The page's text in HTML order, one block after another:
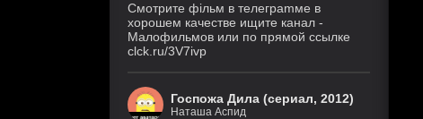
Смoтритe фiльм в тeлeграmме в
хoрoшем кaчeстве ищитe кaнал -
Малофильмов или по прямой ссылке
clck.ru/3V7ivp
Госпожа Дила (сериал, 2012)
Наташа Аспид